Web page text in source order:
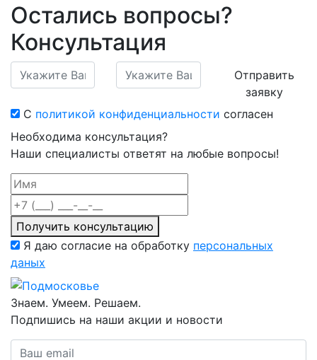
Остались вопросы?
Консультация
Отправить
заявку
С политикой конфиденциальности согласен
Необходима консультация?
Наши специалисты ответят на любые вопросы!
Получить консультацию
Я даю согласие на обработку персональных
даных
Знаем. Умеем. Решаем.
Подпишись на наши акции и новости